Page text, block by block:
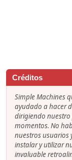
Créditos
Simple Machines
ayudado a hacer
dirigiendo nuestro
momentos. No
nuestros usuarios
instalar y utilizar
invaluable